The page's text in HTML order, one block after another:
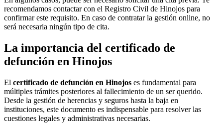
recomendamos contactar con el Registro Civil de Hinojos para
confirmar este requisito. En caso de contratar la gestión online, no
será necesaria ningún tipo de cita.
La importancia del certificado de
defunción en Hinojos
El certificado de defunción en Hinojos es fundamental para
múltiples trámites posteriores al fallecimiento de un ser querido.
Desde la gestión de herencias y seguros hasta la baja en
instituciones, este documento es indispensable para resolver las
cuestiones legales y administrativas necesarias.